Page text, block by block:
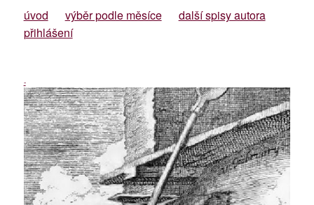
úvod výběr podle měsíce
další spisy autora
přihlášení
-